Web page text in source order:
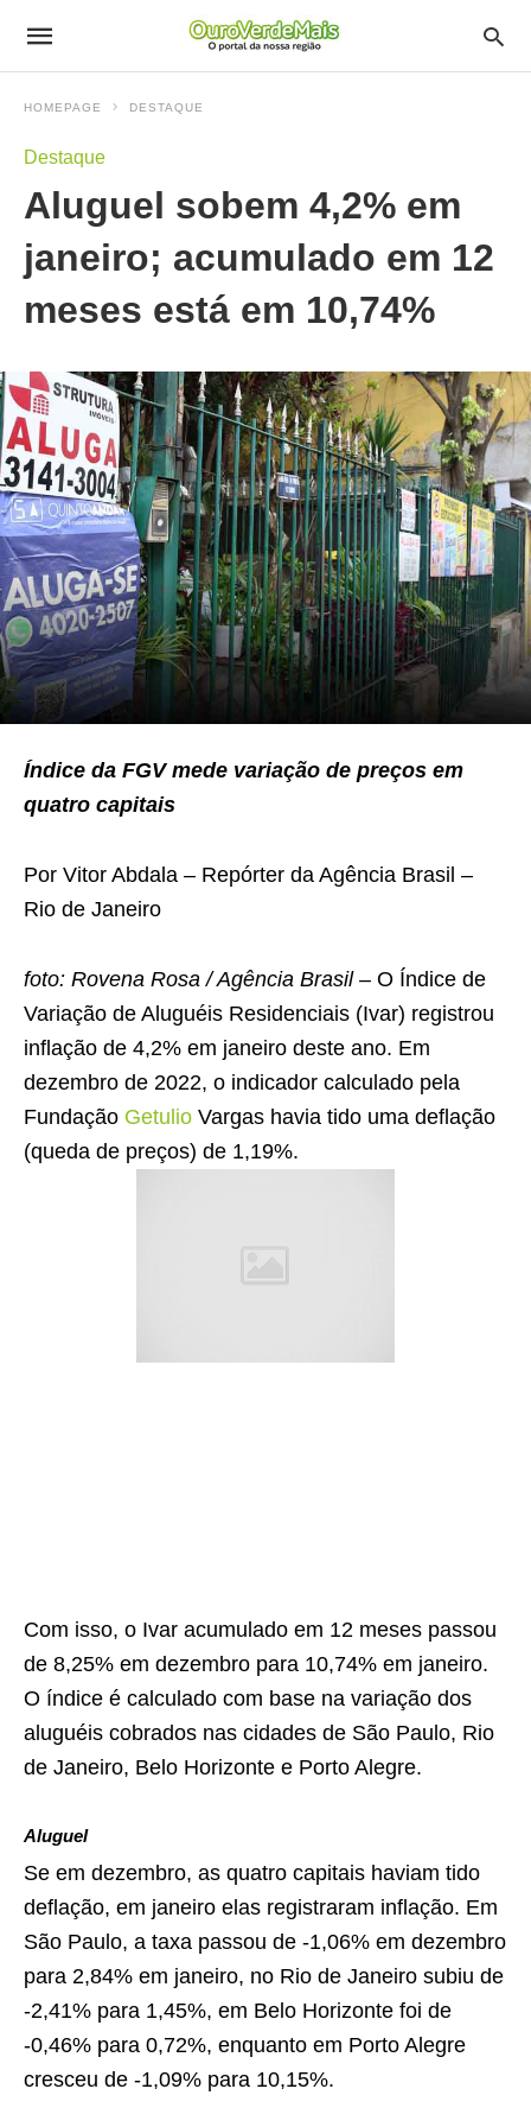
HOMEPAGE DESTAQUE
Destaque
Aluguel sobem 4,2% em
janeiro; acumulado em 12
meses está em 10,74%
Índice da FGV mede variação de preços em
quatro capitais
Por Vitor Abdala – Repórter da Agência Brasil –
Rio de Janeiro
foto: Rovena Rosa / Agência Brasil – O Índice de
Variação de Aluguéis Residenciais (Ivar) registrou
inflação de 4,2% em janeiro deste ano. Em
dezembro de 2022, o indicador calculado pela
Fundação Getulio Vargas havia tido uma deflação
(queda de preços) de 1,19%.
Com isso, o Ivar acumulado em 12 meses passou
de 8,25% em dezembro para 10,74% em janeiro.
O índice é calculado com base na variação dos
aluguéis cobrados nas cidades de São Paulo, Rio
de Janeiro, Belo Horizonte e Porto Alegre.
Aluguel
Se em dezembro, as quatro capitais haviam tido
deflação, em janeiro elas registraram inflação. Em
São Paulo, a taxa passou de -1,06% em dezembro
para 2,84% em janeiro, no Rio de Janeiro subiu de
-2,41% para 1,45%, em Belo Horizonte foi de
-0,46% para 0,72%, enquanto em Porto Alegre
cresceu de -1,09% para 10,15%.